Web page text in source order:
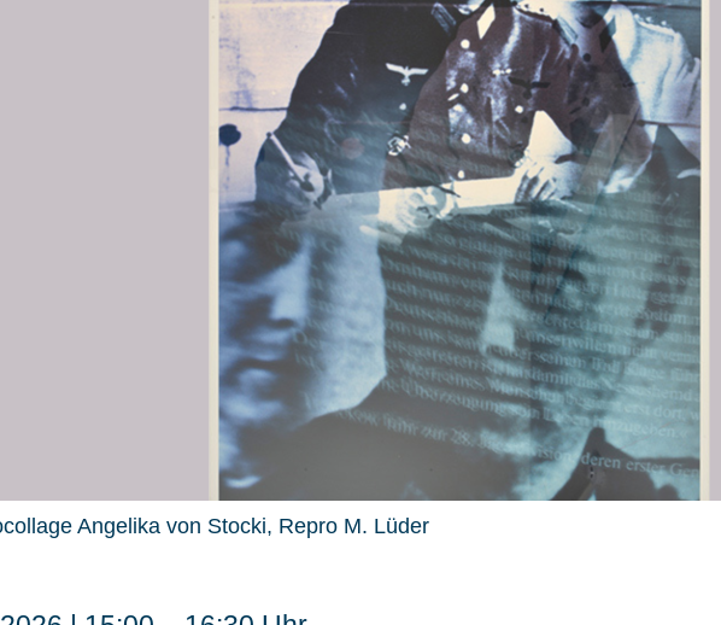
Angelika von Stocki, Repro M. Lüder